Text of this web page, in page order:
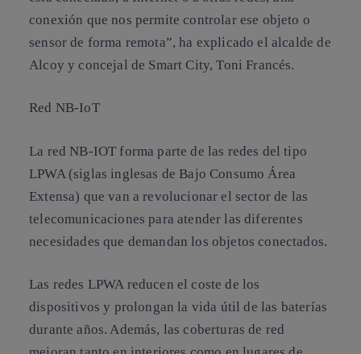
conexión que nos permite controlar ese objeto o
sensor de forma remota”, ha explicado el alcalde de
Alcoy y concejal de Smart City, Toni Francés.
Red NB-IoT
La red NB-IOT forma parte de las redes del tipo
LPWA (siglas inglesas de Bajo Consumo Área
Extensa) que van a revolucionar el sector de las
telecomunicaciones para atender las diferentes
necesidades que demandan los objetos conectados.
Las redes LPWA reducen el coste de los
dispositivos y prolongan la vida útil de las baterías
durante años. Además, las coberturas de red